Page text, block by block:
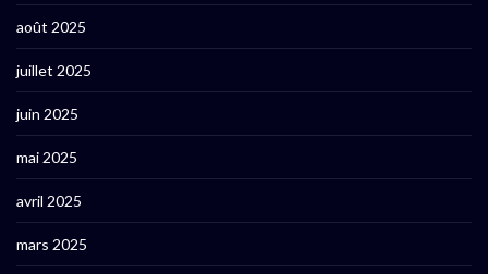
août 2025
juillet 2025
juin 2025
mai 2025
avril 2025
mars 2025